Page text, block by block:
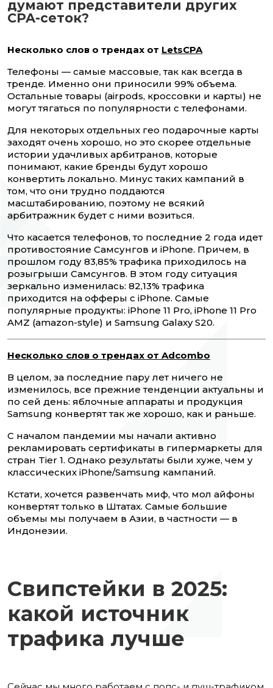
думают представители других
CPA-сеток?
Несколько слов о трендах от LetsCPA
Телефоны — самые массовые, так как всегда в
тренде. Именно они приносили 99% объема.
Остальные товары (airpods, кроссовки и карты) не
могут тягаться по популярности с телефонами.
Для некоторых отдельных гео подарочные карты
заходят очень хорошо, но это скорее отдельные
истории удачливых арбитранов, которые
понимают, какие бренды будут хорошо
конвертить локально. Минус таких кампаний в
том, что они трудно поддаются
масштабированию, поэтому не всякий
арбитражник будет с ними возиться.
Что касается телефонов, то последние 2 года идет
противостояние Самсунгов и iPhone. Причем, в
прошлом году 83,85% трафика приходилось на
розыгрыши Самсунгов. В этом году ситуация
зеркально изменилась: 82,13% трафика
приходится на офферы с iPhone. Самые
популярные продукты: iPhone 11 Pro, iPhone 11 Pro
AMZ (amazon-style) и Samsung Galaxy S20.
Несколько слов о трендах от Adcombo
В целом, за последние пару лет ничего не
изменилось, все прежние тенденции актуальны и
по сей день: яблочные аппараты и продукция
Samsung конвертят так же хорошо, как и раньше.
С началом пандемии мы начали активно
рекламировать сертификаты в гипермаркеты для
стран Tier 1. Однако результаты были хуже, чем у
классических iPhone/Samsung кампаний.
Кстати, хочется развенчать миф, что мол айфоны
конвертят только в Штатах. Самые большие
объемы мы получаем в Азии, в частности — в
Индонезии.
Свипстейки в 2025:
какой источник
трафика лучше